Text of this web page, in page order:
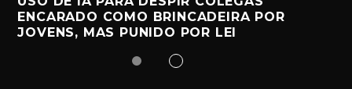
ENCARADO COMO BRINCADEIRA POR
JOVENS, MAS PUNIDO POR LEI